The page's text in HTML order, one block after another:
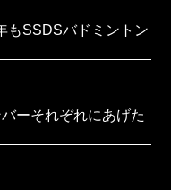
もSSDSバドミントン
ーそれぞれにあげた